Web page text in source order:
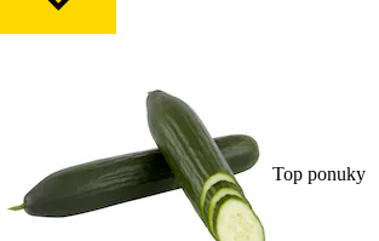
Top ponuky